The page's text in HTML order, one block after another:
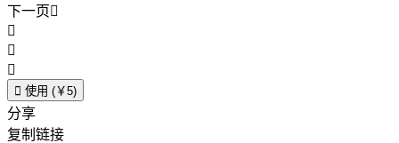
下一页



 使用 (￥5)
分享
复制链接